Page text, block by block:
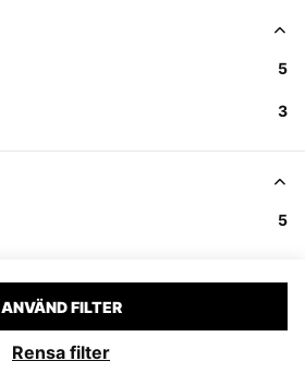
5
3
5
ANVÄND FILTER
Rensa filter